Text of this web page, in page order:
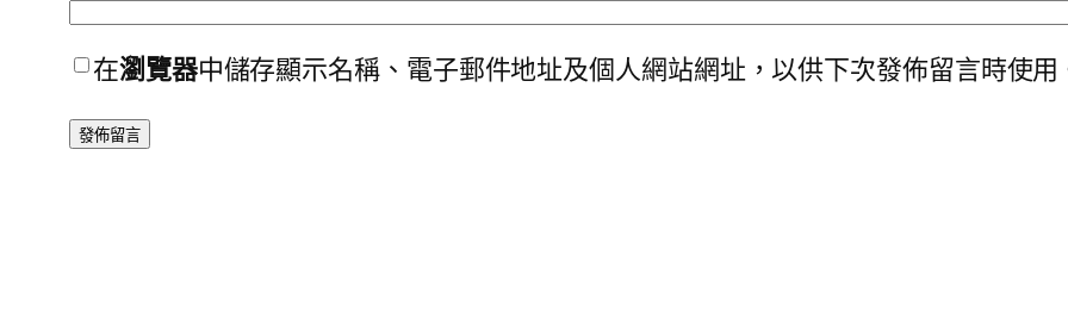
在瀏覽器中儲存顯示名稱、電子郵件地址及個人網站網址，以供下次發佈留言時使用